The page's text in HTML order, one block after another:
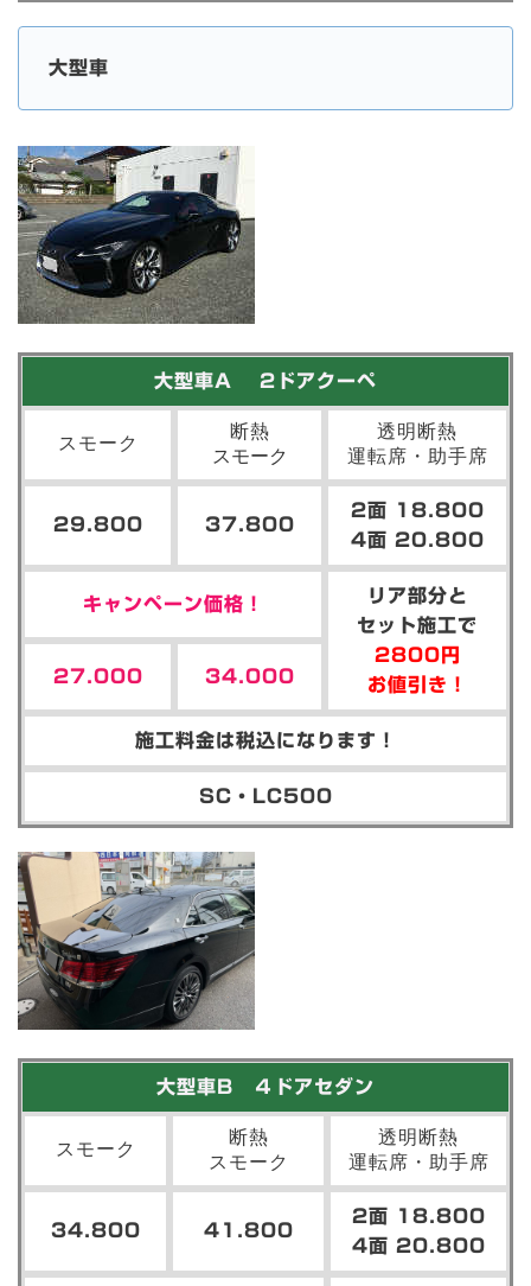
大型車
大型車A 2ドアクーペ
スモーク
断熱
スモーク
透明断熱
運転席・助手席
29.800 37.800
2面 18.800
4面 20.800
キャンペーン価格！
リア部分と
セット施工で
2800円
お値引き！
27.000 34.000
施工料金は税込になります！
SC・LC500
大型車B ４ドアセダン
スモーク
断熱
スモーク
透明断熱
運転席・助手席
34.800 41.800
2面 18.800
4面 20.800